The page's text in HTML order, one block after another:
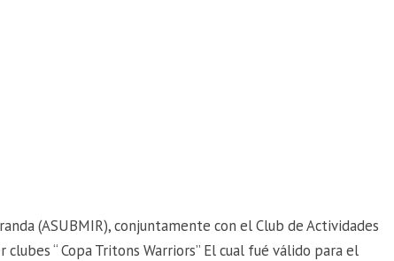
(ASUBMIR), conjuntamente con el Club de Actividades
clubes “ Copa Tritons Warriors” El cual fué válido para el